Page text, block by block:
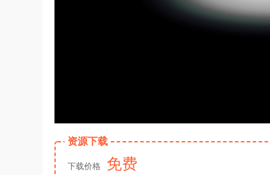
资源下载
下载价格 免费